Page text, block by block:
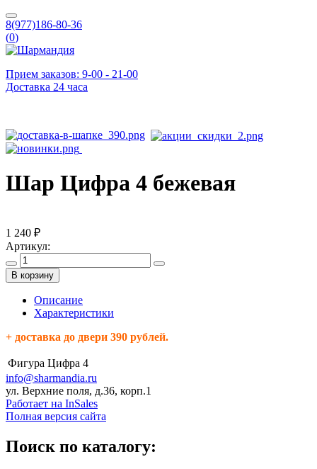
8(977)186-80-36
(0)
Прием заказов: 9-00 - 21-00
Доставка 24 часа
Шар Цифра 4 бежевая
1 240 ₽
Артикул:
В корзину
Описание
Характеристики
+ доставка до двери 390 рублей.
Фигура Цифра 4
info@sharmandia.ru
ул. Верхние поля, д.36, корп.1
Работает на InSales
Полная версия сайта
Поиск по каталогу: